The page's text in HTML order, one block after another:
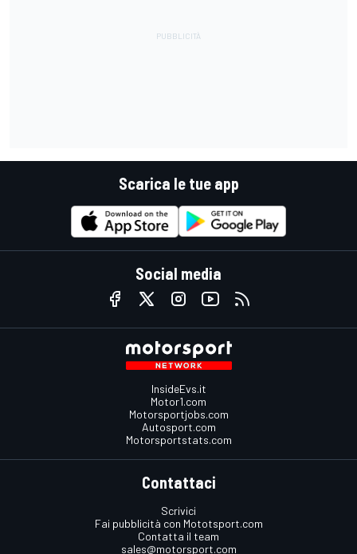
Scarica le tue app
Social media
InsideEvs.it
Motor1.com
Motorsportjobs.com
Autosport.com
Motorsportstats.com
Contattaci
Scrivici
Fai pubblicità con Mototsport.com
Contatta il team
sales@motorsport.com